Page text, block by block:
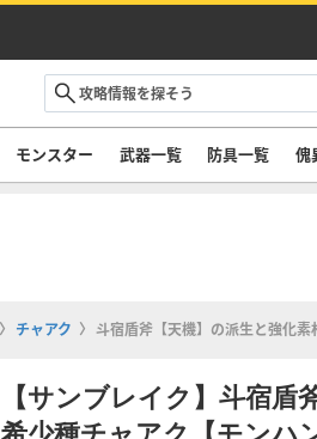
モンスター 武器一覧 防具一覧 傀
チャアク 斗宿盾斧【天機】の派生と強化素
【サンブレイク】斗宿